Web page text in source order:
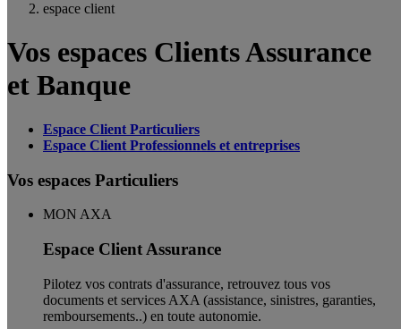
espace client
Vos espaces Clients Assurance
et Banque
Espace Client Particuliers
Espace Client Professionnels et entreprises
Vos espaces Particuliers
MON AXA
Espace Client Assurance
Pilotez vos contrats d'assurance, retrouvez tous vos
documents et services AXA (assistance, sinistres, garanties,
remboursements..) en toute autonomie. ​